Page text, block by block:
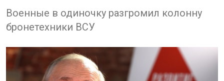
Военные в одиночку разгромил колонну
бронетехники ВСУ